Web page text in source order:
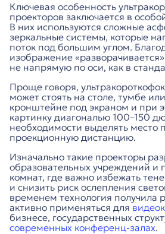
Ключевая особенность
проекторов заключается в
В них используются сложные
зеркальные системы, которые
поток под большим углом.
изображение
не напрямую по оси, как в
Проще говоря,
может стоять на столе, тумбе
кронштейне под экраном и при
картинку диагональю 100–150
необходимости выделять место
проекционную дистанцию.
Изначально такие проекторы
образовательных учреждений и
комнат, где важно избежать
и снизить риск ослепления
временем технология получила
активно применяться для
бизнесе, государственных
современных конференц-залах.